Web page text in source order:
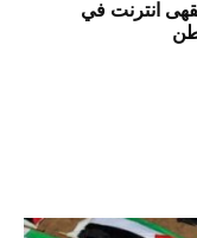
انترنت في